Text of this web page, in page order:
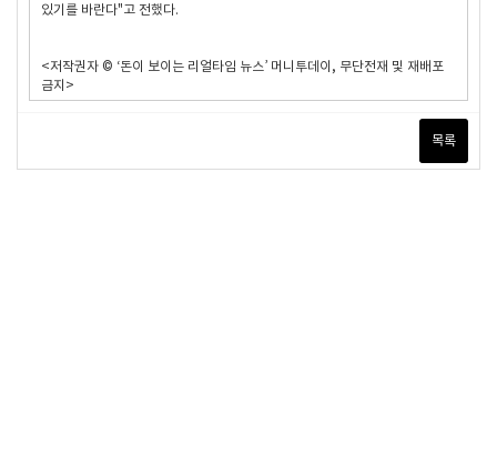
있기를 바란다"고 전했다.
<저작권자 © ‘돈이 보이는 리얼타임 뉴스’ 머니투데이, 무단전재 및 재배포
금지>
목록